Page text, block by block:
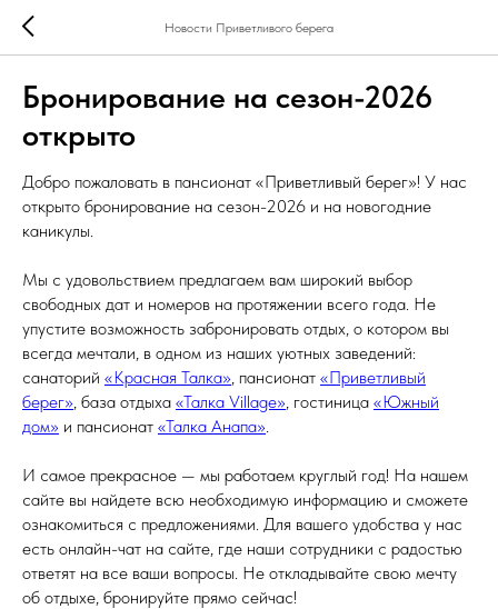
Новости Приветливого берега
Бронирование на сезон-2026
открыто
Добро пожаловать в пансионат «Приветливый берег»! У нас
открыто бронирование на сезон-2026 и на новогодние
каникулы.
Мы с удовольствием предлагаем вам широкий выбор
свободных дат и номеров на протяжении всего года. Не
упустите возможность забронировать отдых, о котором вы
всегда мечтали, в одном из наших уютных заведений:
санаторий «Красная Талка», пансионат «Приветливый
берег», база отдыха «Талка Village», гостиница «Южный
дом» и пансионат «Талка Анапа».
И самое прекрасное — мы работаем круглый год! На нашем
сайте вы найдете всю необходимую информацию и сможете
ознакомиться с предложениями. Для вашего удобства у нас
есть онлайн-чат на сайте, где наши сотрудники с радостью
ответят на все ваши вопросы. Не откладывайте свою мечту
об отдыхе, бронируйте прямо сейчас!